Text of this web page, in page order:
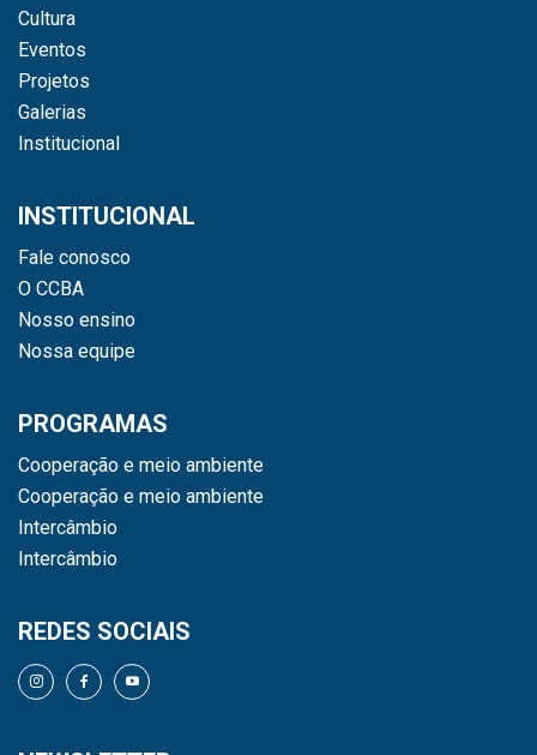
Cultura
Eventos
Projetos
Galerias
Institucional
INSTITUCIONAL
Fale conosco
O CCBA
Nosso ensino
Nossa equipe
PROGRAMAS
Cooperação e meio ambiente
Cooperação e meio ambiente
Intercâmbio
Intercâmbio
REDES SOCIAIS